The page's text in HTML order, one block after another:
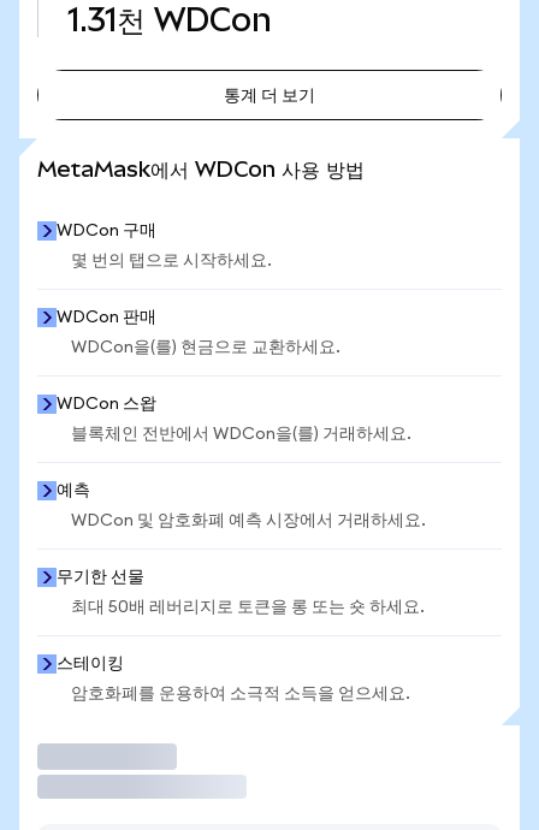
1.31천 WDCon
통계 더 보기
MetaMask에서 WDCon 사용 방법
WDCon 구매
몇 번의 탭으로 시작하세요.
WDCon 판매
WDCon을(를) 현금으로 교환하세요.
WDCon 스왑
블록체인 전반에서 WDCon을(를) 거래하세요.
예측
WDCon 및 암호화폐 예측 시장에서 거래하세요.
무기한 선물
최대 50배 레버리지로 토큰을 롱 또는 숏 하세요.
스테이킹
암호화폐를 운용하여 소극적 소득을 얻으세요.